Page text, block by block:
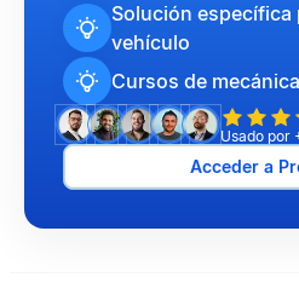
Solución específica
vehículo
Cursos de
Usado por
Acceder a